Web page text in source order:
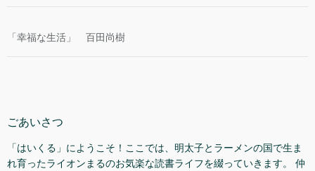
「幸福な生活」 百田尚樹
ごあいさつ
「はいくる」にようこそ！ここでは、明太子とラーメンの国で生ま
れ育ったライオンまるのお気楽な読書ライフを綴っていきます。 仲